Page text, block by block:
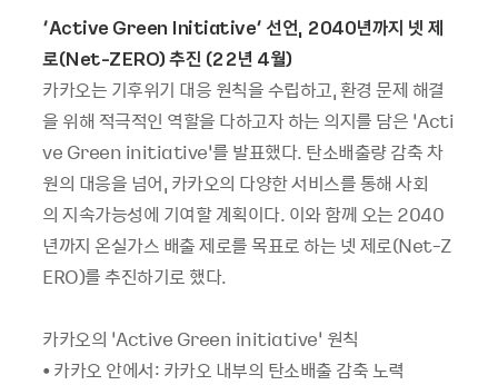
‘Active Green Initiative’ 선언, 2040년까지 넷 제
로(Net-ZERO)추진 (22년 4월)
카카오는 기후위기 대응 원칙을 수립하고, 환경 문제 해결
을 위해 적극적인 역할을 다하고자 하는 의지를 담은 ‘Acti
ve Green initiative’를 발표했다. 탄소배출량 감축 차
원의 대응을 넘어, 카카오의 다양한 서비스를 통해 사회
의 지속가능성에 기여할 계획이다. 이와 함께 오는 2040
년까지 온실가스 배출 제로를 목표로 하는 넷 제로(Net-Z
ERO)를 추진하기로 했다.
카카오의 ‘Active Green initiative’ 원칙
• 카카오 안에서: 카카오 내부의 탄소배출 감축 노력